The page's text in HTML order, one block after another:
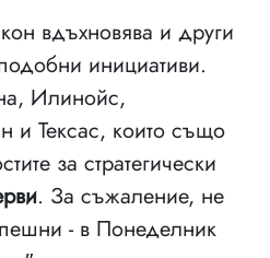
вдъхновява и други
инициативи.
Илинойс,
и Тексас, които също
за стратегически
. За съжаление, не
- в Понеделник